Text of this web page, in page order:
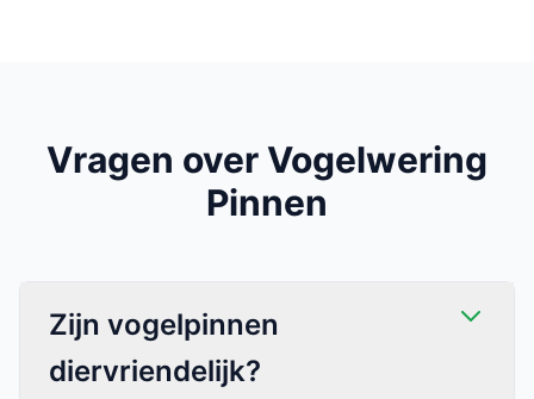
Vragen over Vogelwering
Pinnen
Zijn vogelpinnen
diervriendelijk?